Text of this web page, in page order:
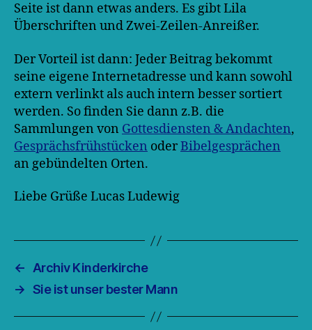
Seite ist dann etwas anders. Es gibt Lila
Überschriften und Zwei-Zeilen-Anreißer.
Der Vorteil ist dann: Jeder Beitrag bekommt
seine eigene Internetadresse und kann sowohl
extern verlinkt als auch intern besser sortiert
werden. So finden Sie dann z.B. die
Sammlungen von Gottesdiensten & Andachten,
Gesprächsfrühstücken oderBibelgesprächen
an gebündelten Orten.
Liebe Grüße Lucas Ludewig
←
Archiv Kinderkirche
→ Sie ist unser bester Mann